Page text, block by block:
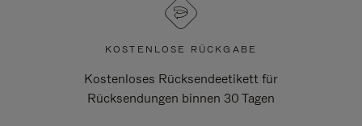
KOSTENLOSE RÜCKGABE
Kostenloses Rücksendeetikett für
Rücksendungen binnen 30 Tagen